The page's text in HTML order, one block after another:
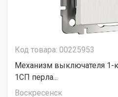
Код товара: 00225953
Механизм выключателя 1-
1СП перла...
Воскресенск